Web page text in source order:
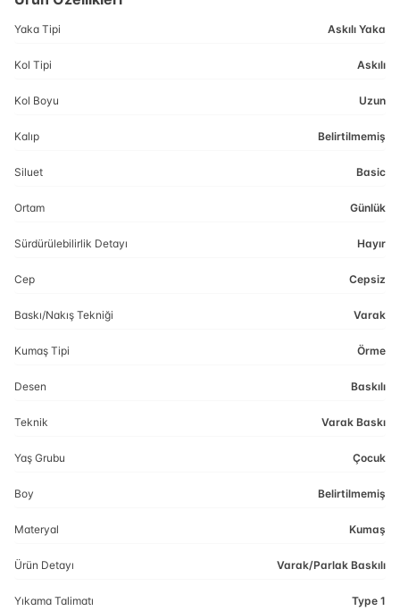
Yaka Tipi Askılı Yaka
Kol Tipi Askılı
Kol Boyu Uzun
Kalıp Belirtilmemiş
Siluet Basic
Ortam Günlük
Sürdürülebilirlik Detayı Hayır
Cep Cepsiz
Baskı/Nakış Tekniği Varak
Kumaş Tipi Örme
Desen Baskılı
Teknik Varak Baskı
Yaş Grubu Çocuk
Boy Belirtilmemiş
Materyal Kumaş
Ürün Detayı Varak/Parlak Baskılı
Yıkama Talimatı Type 1